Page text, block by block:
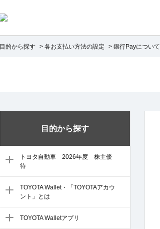
目的から探す > 各お支払い方法の設定 > 銀行Payについて
目的から探す
トヨタ自動車 2026年度 株主優
待
TOYOTA Wallet・「TOYOTAアカウ
ント」とは
TOYOTA Walletアプリ